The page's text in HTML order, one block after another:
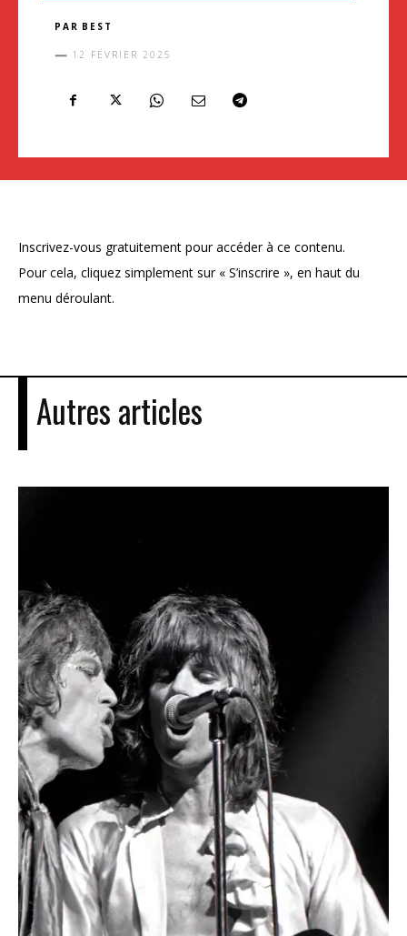
PAR BEST
12 FÉVRIER 2025
Inscrivez-vous gratuitement pour accéder à ce contenu.
Pour cela, cliquez simplement sur « S’inscrire », en haut du
menu déroulant.
Autres articles